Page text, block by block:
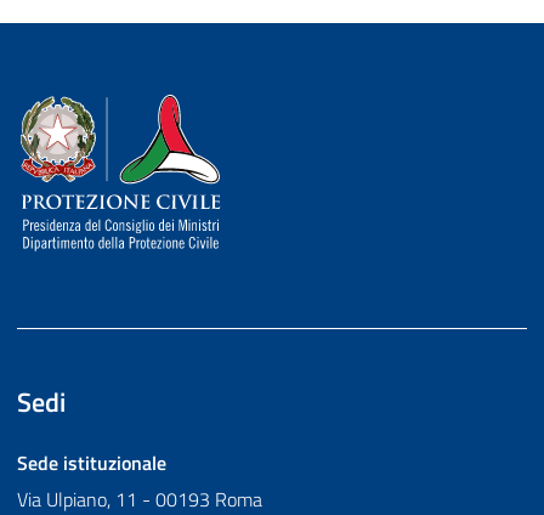
Dipartimento della Protezione Civile
Sedi
Sede istituzionale
Via Ulpiano, 11 - 00193 Roma